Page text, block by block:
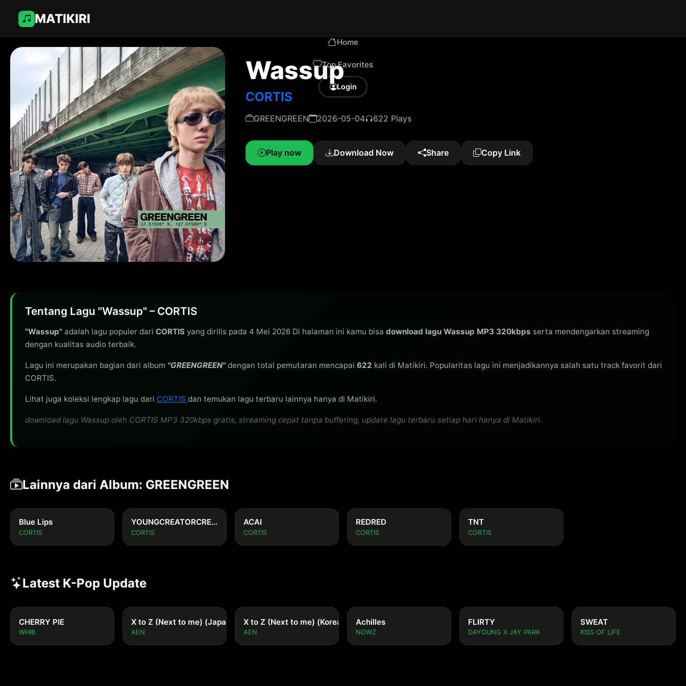
MATIKIRI
Home
Top Favorites
Login
Wassup
CORTIS
GREENGREEN 2026-05-04 622 Plays
Play now Download Now Share Copy Link
Tentang Lagu "Wassup" – CORTIS
"Wassup" adalah lagu populer dari CORTIS yang dirilis pada 4 Mei 2026 Di halaman ini kamu bisa download lagu Wassup MP3 320kbps serta mendengarkan streaming
dengan kualitas audio terbaik.
Lagu ini merupakan bagian dari album "GREENGREEN"dengan total pemutaran mencapai 622 kali di Matikiri. Popularitas lagu ini menjadikannya salah satu track favorit dari
CORTIS.
Lihat juga koleksi lengkap lagu dari CORTIS dan temukan lagu terbaru lainnya hanya di Matikiri.
download lagu Wassup oleh CORTIS MP3 320kbps gratis, streaming cepat tanpa buffering, update lagu terbaru setiap hari hanya di Matikiri.
Lainnya dari Album: GREENGREEN
Blue Lips
CORTIS
YOUNGCREATORCREW
CORTIS
ACAI
CORTIS
REDRED
CORTIS
TNT
CORTIS
Latest K-Pop Update
CHERRY PIE
WHIB
X to Z (Next to me) (Japanese ver.)
AEN
X to Z (Next to me) (Korean ver.)
AEN
Achilles
NOWZ
FLIRTY
DAYOUNG X JAY PARK
SWEAT
KISS OF LIFE